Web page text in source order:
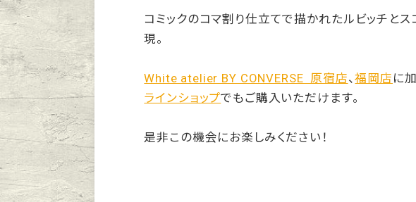
コミックのコマ割り仕立てで描かれたルビッチと
現。
White atelier BY CONVERSE 原宿店、福岡店 に
ラインショップでもご購入いただけます。
是非この機会にお楽しみください！